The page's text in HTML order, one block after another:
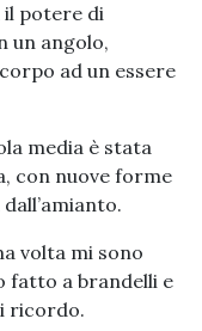
il potere di
un angolo,
ad un essere
media è stata
con nuove forme
volta mi sono
fatto a brandelli e
ricordo.